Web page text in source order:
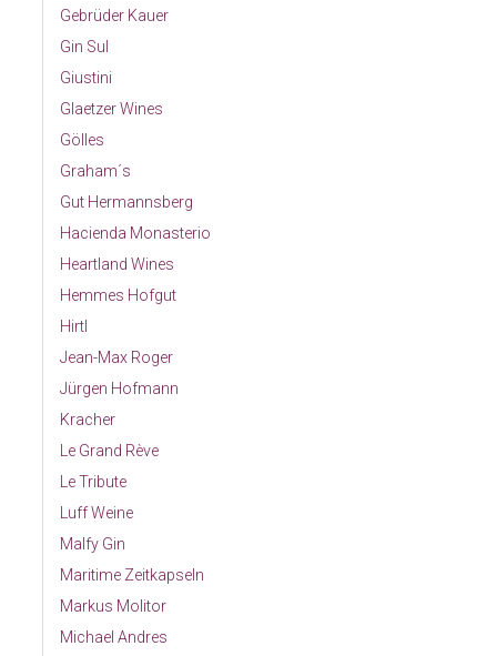
Gebrüder Kauer
Gin Sul
Giustini
Glaetzer Wines
Gölles
Graham´s
Gut Hermannsberg
Hacienda Monasterio
Heartland Wines
Hemmes Hofgut
Hirtl
Jean-Max Roger
Jürgen Hofmann
Kracher
Le Grand Rève
Le Tribute
Luff Weine
Malfy Gin
Maritime Zeitkapseln
Markus Molitor
Michael Andres